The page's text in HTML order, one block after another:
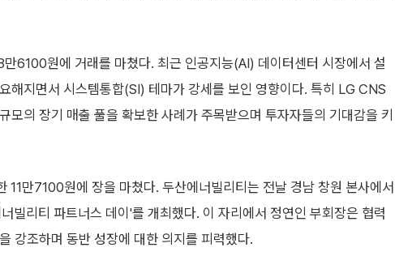
6100원에 거래를 마쳤다. 최근 인공지능(AI) 데이터센터 시장에서 설
해지면서 시스템통합(SI) 테마가 강세를 보인 영향이다. 특히 LG CNS
의 장기 매출 풀을 확보한 사례가 주목받으며 투자자들의 기대감을 키
만7100원에 장을 마쳤다. 두산에너빌리티는 전날 경남 창원 본사에서
빌리티 파트너스 데이'를 개최했다. 이 자리에서 정연인 부회장은 협력
강조하며 동반 성장에 대한 의지를 피력했다.